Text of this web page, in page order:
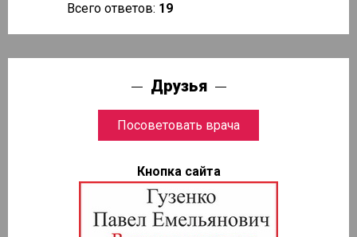
Всего ответов: 19
Друзья
Кнопка сайта